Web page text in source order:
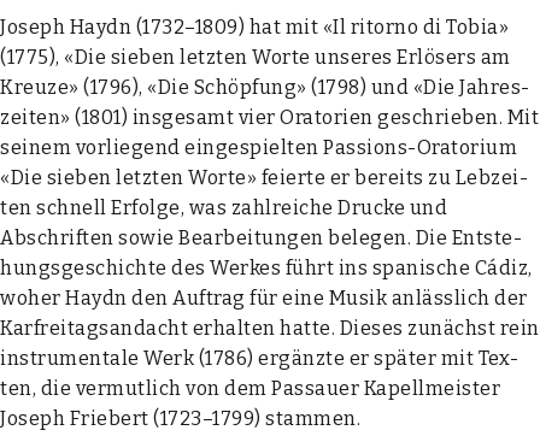
Joseph Haydn (1732–1809) hat mit «Il ritor­no di Tobia»
(1775), «Die sie­ben letz­ten Wor­te unse­res Erlö­sers am
Kreu­ze» (1796), «Die Schöp­fung» (1798) und «Die Jah­res­
zei­ten» (1801) ins­ge­samt vier Ora­to­ri­en geschrie­ben. Mit
sei­nem vor­lie­gend ein­ge­spiel­ten Pas­si­ons-Ora­to­ri­um
«Die sie­ben letz­ten Wor­te» fei­er­te er bereits zu Leb­zei­
ten schnell Erfol­ge, was zahl­rei­che Dru­cke und
Abschrif­ten sowie Bear­bei­tun­gen bele­gen. Die Ent­ste­
hungs­ge­schich­te des Wer­kes führt ins spa­ni­sche Cádiz,
woher Haydn den Auf­trag für eine Musik anläss­lich der
Kar­frei­tags­an­dacht erhal­ten hat­te. Die­ses zunächst rein
instru­men­ta­le Werk (1786) ergänz­te er spä­ter mit Tex­
ten, die ver­mut­lich von dem Pas­sau­er Kapell­meis­ter
Joseph Frie­bert (1723–1799) stam­men.